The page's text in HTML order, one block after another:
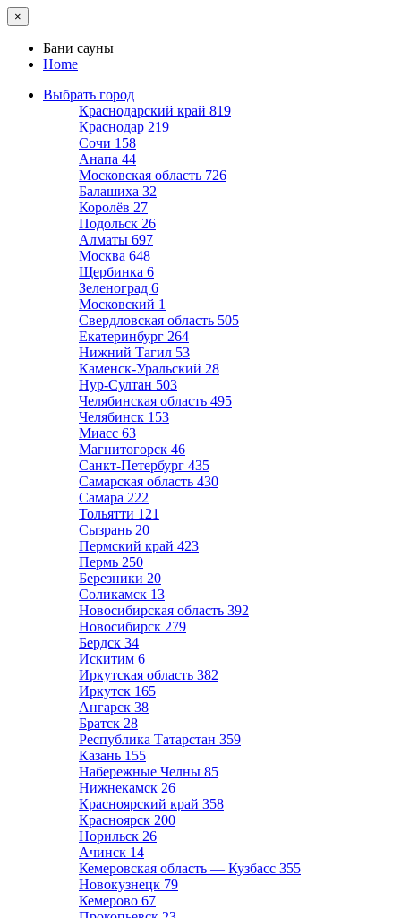
×
Бани сауны
Home
Выбрать город
Краснодарский край 819
Краснодар 219
Сочи 158
Анапа 44
Московская область 726
Балашиха 32
Королёв 27
Подольск 26
Алматы 697
Москва 648
Щербинка 6
Зеленоград 6
Московский 1
Свердловская область 505
Екатеринбург 264
Нижний Тагил 53
Каменск-Уральский 28
Нур-Султан 503
Челябинская область 495
Челябинск 153
Миасс 63
Магнитогорск 46
Санкт-Петербург 435
Самарская область 430
Самара 222
Тольятти 121
Сызрань 20
Пермский край 423
Пермь 250
Березники 20
Соликамск 13
Новосибирская область 392
Новосибирск 279
Бердск 34
Искитим 6
Иркутская область 382
Иркутск 165
Ангарск 38
Братск 28
Республика Татарстан 359
Казань 155
Набережные Челны 85
Нижнекамск 26
Красноярский край 358
Красноярск 200
Норильск 26
Ачинск 14
Кемеровская область — Кузбасс 355
Новокузнецк 79
Кемерово 67